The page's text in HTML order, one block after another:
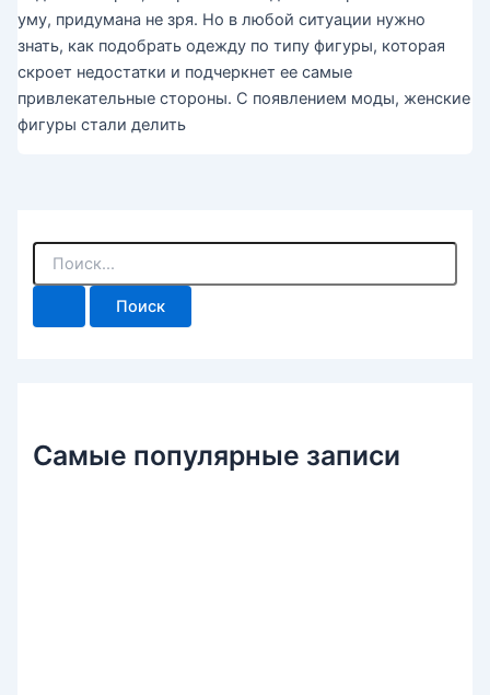
уму, придумана не зря. Но в любой ситуации нужно
знать, как подобрать одежду по типу фигуры, которая
скроет недостатки и подчеркнет ее самые
привлекательные стороны. С появлением моды, женские
фигуры стали делить
П
и
Самые популярные записи